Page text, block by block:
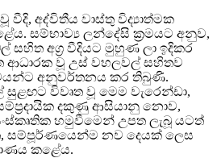
වීදි, අද්විතීය වාස්තු විද්‍යාත්මක
සම්භාව්‍ය ලන්දේසි ක්‍රමයට අනුව,
සහිත අග්‍ර වීදියට මුහුණ ලා ඉදිකර
වූ උස් වහලවල් සහිතව
අනුවර්තනය කර තිබුණි.
විවෘත වූ මෙම වැරෙන්ඩා,
දකුණු ආසියානු නොව,
හමුවීමෙන් උපත ලැබූ යටත්
සම්පූර්ණයෙන්ම නව දෙයක් ලෙස
කළේය.